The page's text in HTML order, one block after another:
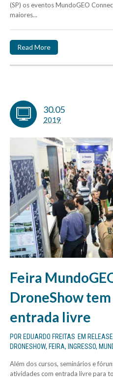
(SP) os eventos MundoGEO
maiores...
Read More
30.05
2019
Feira
DroneShow
entrada livre
POR EDUARDO FREITAS EM
DRONESHOW, FEIRA, INGRESSO,
Além dos cursos, seminários e
atividades com entrada livre para